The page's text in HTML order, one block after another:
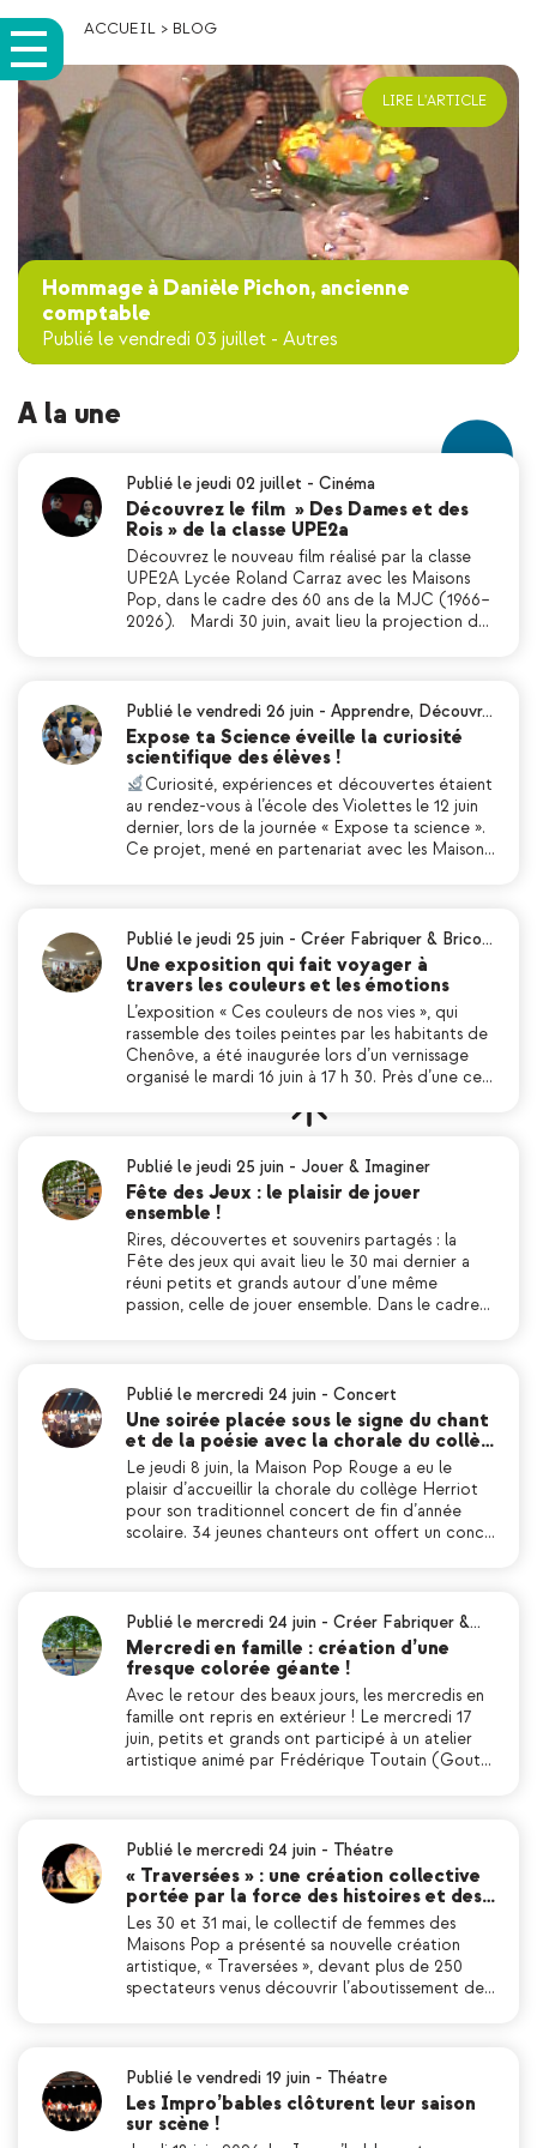
ACCUEIL > BLOG
Hommage à Danièle Pichon, ancienne
comptable
Publié le vendredi 03 juillet - Autres
LIRE L'ARTICLE
A la une
Publié le jeudi 02 juillet - Cinéma
Découvrez le film » Des Dames et des
Rois » de la classe UPE2a
Découvrez le nouveau film réalisé par la classe
UPE2A Lycée Roland Carraz avec les Maisons
Pop, dans le cadre des 60 ans de la MJC (1966–
2026). Mardi 30 juin, avait lieu la projection d…
Publié le vendredi 26 juin - Apprendre, Découvr…
Expose ta Science éveille la curiosité
scientifique des élèves !
Curiosité, expériences et découvertes étaient
au rendez-vous à l’école des Violettes le 12 juin
dernier, lors de la journée « Expose ta science ».
Ce projet, mené en partenariat avec les Maison…
Publié le jeudi 25 juin - Créer Fabriquer & Brico…
Une exposition qui fait voyager à
travers les couleurs et les émotions
L’exposition « Ces couleurs de nos vies », qui
rassemble des toiles peintes par les habitants de
Chenôve, a été inaugurée lors d’un vernissage
organisé le mardi 16 juin à 17 h 30. Près d’une ce…
Publié le jeudi 25 juin - Jouer & Imaginer
Fête des Jeux : le plaisir de jouer
ensemble !
Rires, découvertes et souvenirs partagés : la
Fête des jeux qui avait lieu le 30 mai dernier a
réuni petits et grands autour d’une même
passion, celle de jouer ensemble. Dans le cadre…
Publié le mercredi 24 juin - Concert
Une soirée placée sous le signe du chant
et de la poésie avec la chorale du collè…
Le jeudi 8 juin, la Maison Pop Rouge a eu le
plaisir d’accueillir la chorale du collège Herriot
pour son traditionnel concert de fin d’année
scolaire. 34 jeunes chanteurs ont offert un conc…
Publié le mercredi 24 juin - Créer Fabriquer &…
Mercredi en famille : création d’une
fresque colorée géante !
Avec le retour des beaux jours, les mercredis en
famille ont repris en extérieur ! Le mercredi 17
juin, petits et grands ont participé à un atelier
artistique animé par Frédérique Toutain (Gout…
Publié le mercredi 24 juin - Théatre
« Traversées » : une création collective
portée par la force des histoires et des…
Les 30 et 31 mai, le collectif de femmes des
Maisons Pop a présenté sa nouvelle création
artistique, « Traversées », devant plus de 250
spectateurs venus découvrir l’aboutissement de…
Publié le vendredi 19 juin - Théatre
Les Impro’bables clôturent leur saison
sur scène !